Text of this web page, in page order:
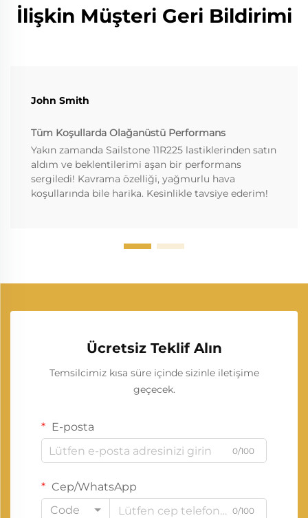
İlişkin Müşteri Geri Bildirimi
John Smith
Tüm Koşullarda Olağanüstü Performans
Yakın zamanda Sailstone 11R225 lastiklerinden satın
aldım ve beklentilerimi aşan bir performans
sergiledi! Kavrama özelliği, yağmurlu hava
koşullarında bile harika. Kesinlikle tavsiye ederim!
Ücretsiz Teklif Alın
Temsilcimiz kısa süre içinde sizinle iletişime
geçecek.
E-posta
0/100
Cep/WhatsApp
Code
0/100